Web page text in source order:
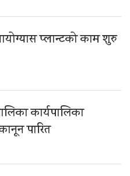
प्लान्टको काम शुरु
कार्यपालिका
पारित